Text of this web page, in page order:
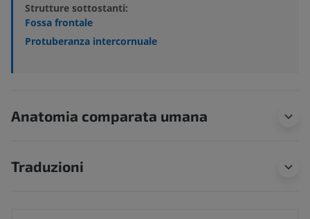
Strutture sottostanti:
Fossa frontale
Protuberanza intercornuale
Anatomia comparata umana
Traduzioni